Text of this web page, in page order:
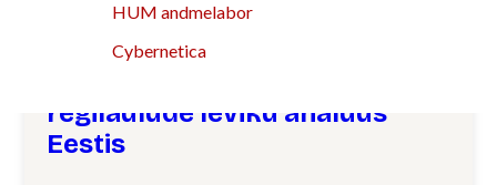
HUM andmelabor
Cybernetica
regilaulude leviku analüüs
Eestis